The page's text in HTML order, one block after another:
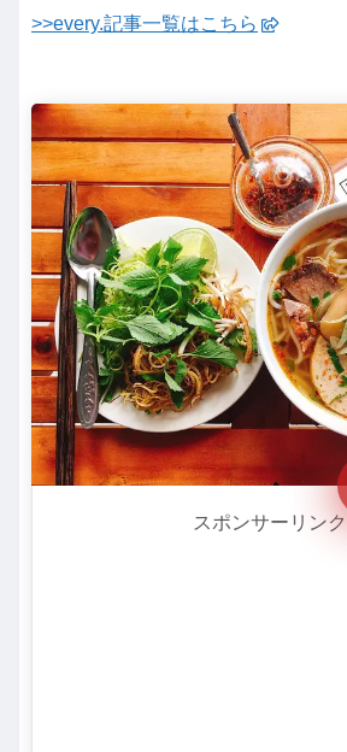
>>every.記事一覧はこちら
スポンサーリンク